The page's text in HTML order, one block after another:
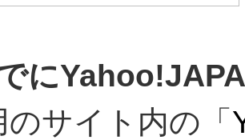
に
のサイト内の「